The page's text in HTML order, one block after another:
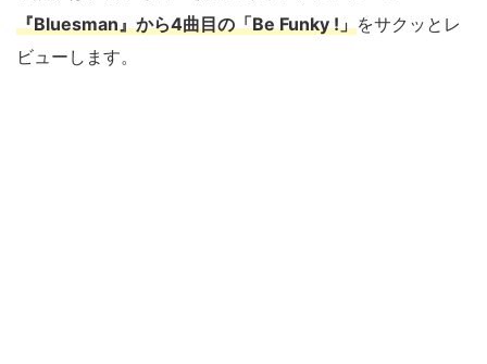
『Bluesman』から4曲目の「Be Funky !」をサクッとレ
ビューします。